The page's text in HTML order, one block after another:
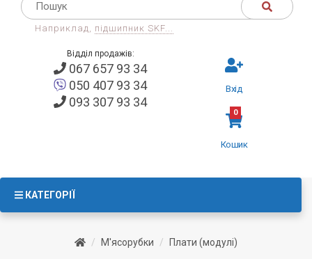
Наприклад, підшипник SKF...
Відділ продажів:
067 657 93 34
050 407 93 34
093 307 93 34
Вхід
Кошик
0
КАТЕГОРІЇ
М'ясорубки Плати (модулі)